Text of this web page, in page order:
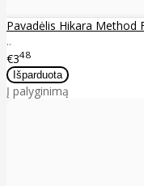
Pavadėlis Hikara Method
..
€348
Į palyginimą